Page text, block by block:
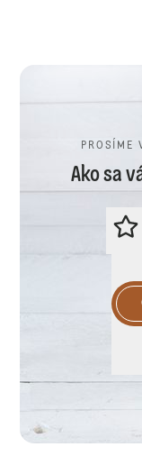
PROSÍME
Ako sa